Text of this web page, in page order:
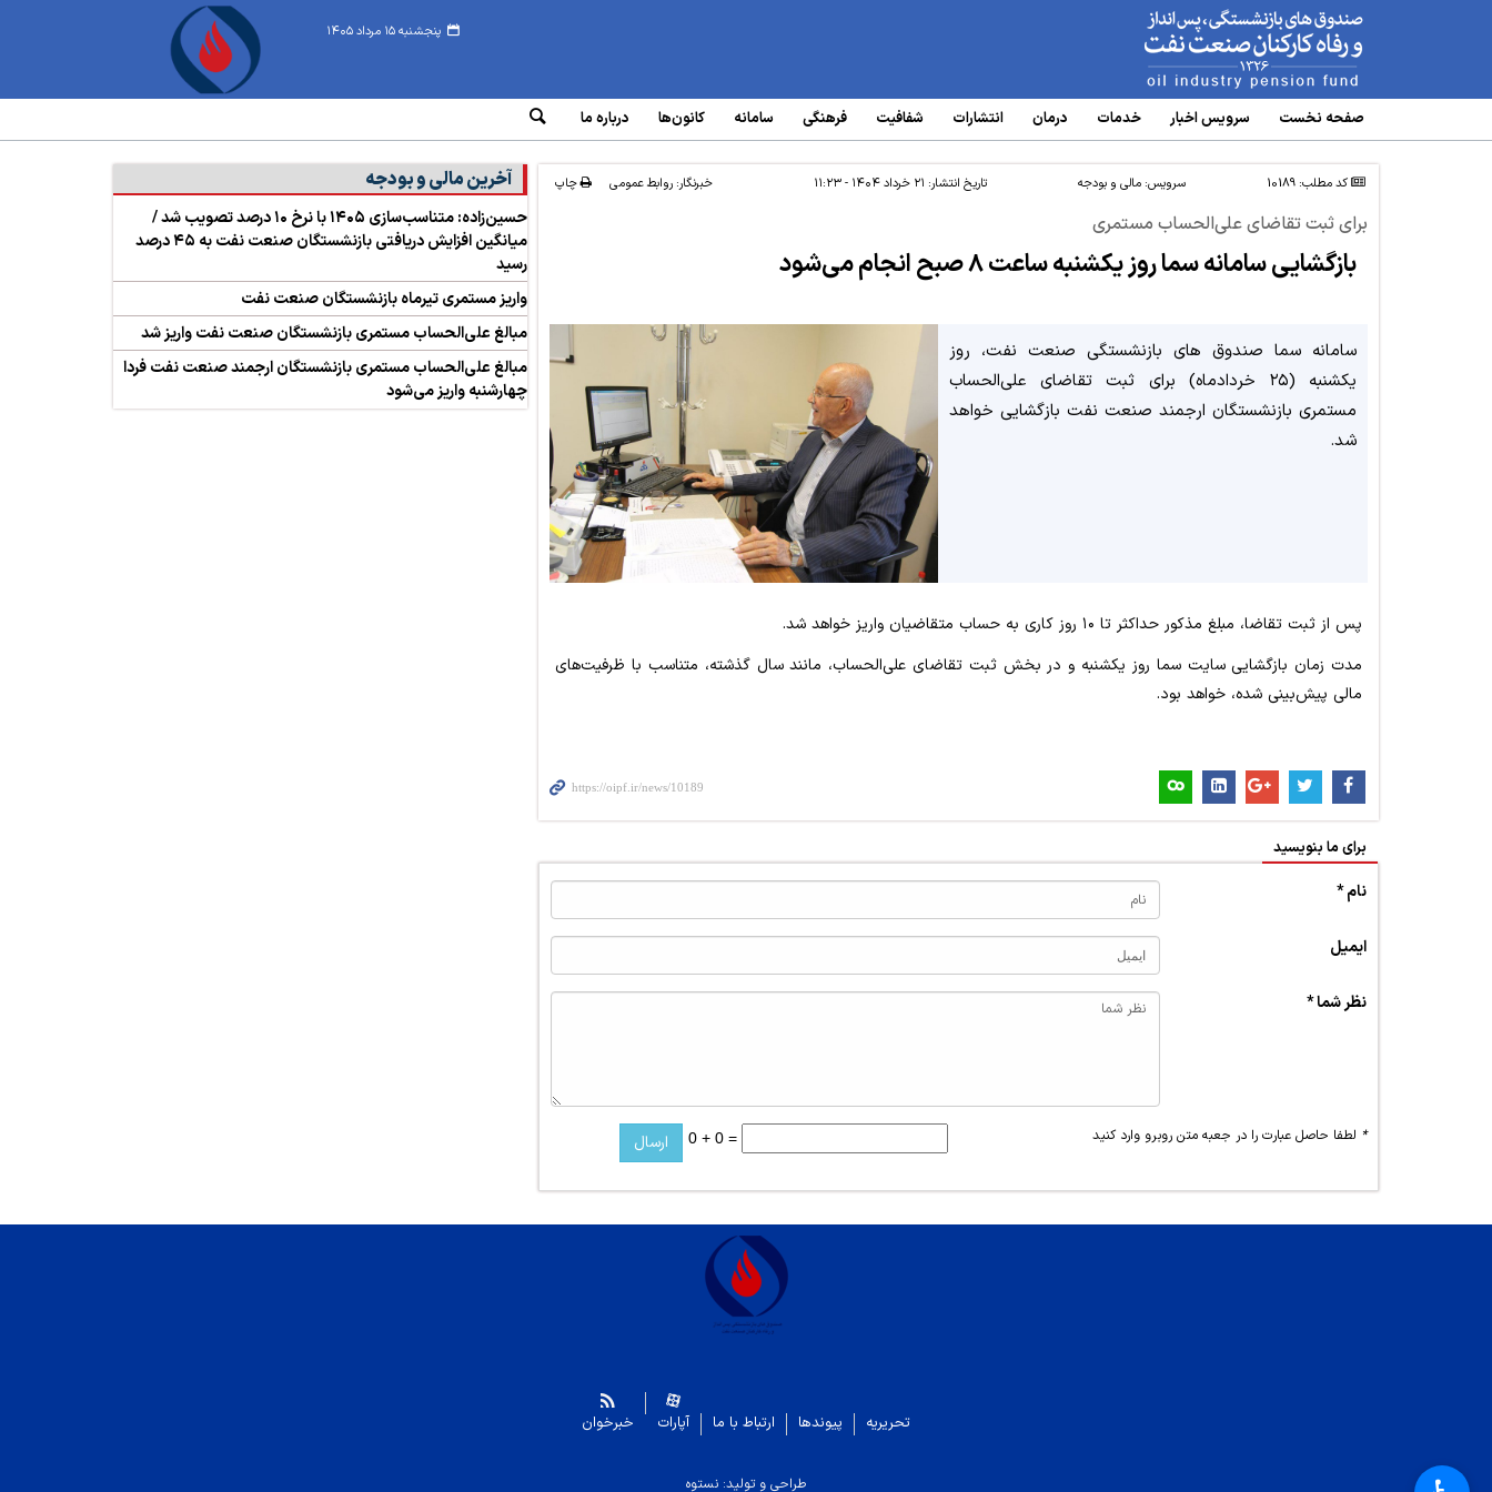
پنجشنبه ۱۵ مرداد ۱۴۰۵ www.oipf.ir
صفحه نخست سرویس‌ اخبار خدمات درمان انتشارات شفافیت فرهنگی سامانه‌ کانون‌ها درباره ما
کد مطلب: 10189 سرویس:مالی و بودجه تاریخ انتشار: ۲۱ خرداد ۱۴۰۴ - ۱۱:۲۳ خبرنگار: روابط عمومی چاپ
برای ثبت تقاضای علی‌الحساب مستمری
بازگشایی سامانه سما روز یکشنبه ساعت ۸ صبح انجام می‌شود
سامانه سما صندوق های بازنشستگی صنعت نفت، روز
یکشنبه (۲۵ خردادماه) برای ثبت تقاضای علی‌الحساب
مستمری بازنشستگان ارجمند صنعت نفت بازگشایی خواهد
شد.
پس از ثبت تقاضا، مبلغ مذکور حداکثر تا ۱۰ روز کاری به حساب متقاضیان واریز خواهد شد.
مدت زمان بازگشایی سایت سما روز یکشنبه و در بخش ثبت تقاضای علی‌الحساب، مانند سال گذشته، متناسب با ظرفیت‌های
مالی پیش‌بینی شده، خواهد بود.
برای ما بنویسید
نام *
ایمیل
نظر شما *
* لطفا حاصل عبارت را در جعبه متن روبرو وارد کنید 0 + 0 =
آخرین مالی و بودجه
حسین‌زاده: متناسب‌سازی ۱۴۰۵ با نرخ ۱۰ درصد تصویب شد /
میانگین افزایش دریافتی بازنشستگان صنعت نفت به ۴۵ درصد
رسید
واریز مستمری تیرماه بازنشستگان صنعت نفت
مبالغ علی‌الحساب مستمری بازنشستگان صنعت نفت واریز شد
مبالغ علی‌الحساب مستمری بازنشستگان ارجمند صنعت نفت فردا
چهارشنبه واریز می‌شود
تحریریه پیوندها ارتباط با ما آپارات خبرخوان
طراحی و تولید: نستوه